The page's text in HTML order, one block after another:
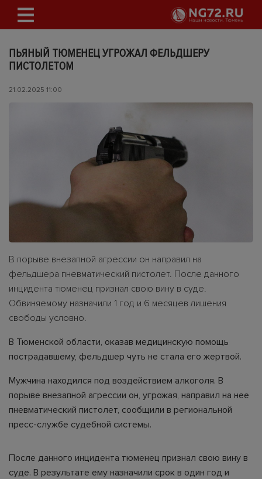
ПЬЯНЫЙ ТЮМЕНЕЦ УГРОЖАЛ ФЕЛЬДШЕРУ
ПИСТОЛЕТОМ
21.02.2025 11:00
В порыве внезапной агрессии он направил на
фельдшера пневматический пистолет. После данного
инцидента тюменец признал свою вину в суде.
Обвиняемому назначили 1 год и 6 месяцев лишения
свободы условно.
В Тюменской области, оказав медицинскую помощь
пострадавшему, фельдшер чуть не стала его жертвой.
Мужчина находился под воздействием алкоголя. В
порыве внезапной агрессии он, угрожая, направил на нее
пневматический пистолет, сообщили в региональной
пресс-службе судебной системы.
После данного инцидента тюменец признал свою вину в
суде. В результате ему назначили срок в один год и